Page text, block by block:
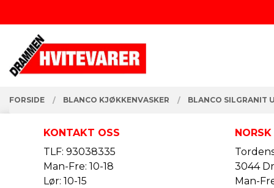
til
innholdet
PRODUKTER
FORSIDE BLANCO KJØKKENVASKER BLANCO SILGRANIT
KONTAKT OSS
TLF: 93038335
Man-Fre: 10-18
Lør: 10-15
3044
Man-